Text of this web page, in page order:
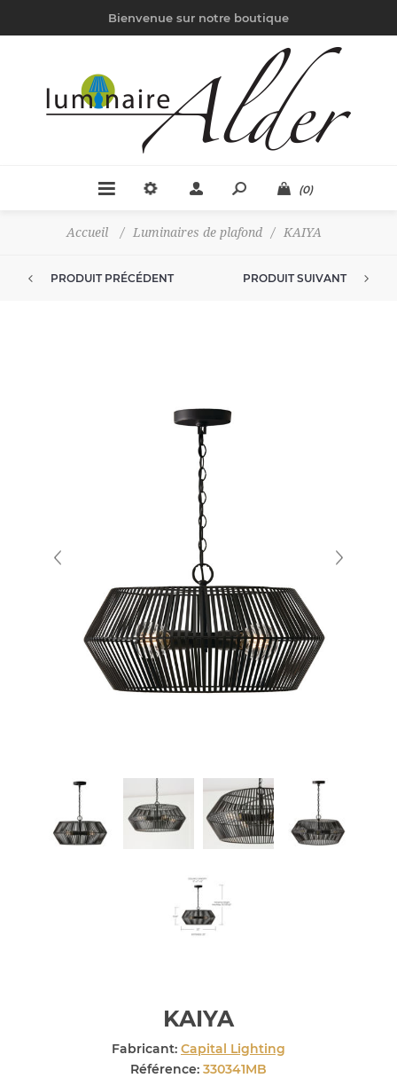
Bienvenue sur notre boutique
(0)
Accueil / Luminaires de plafond / KAIYA
PRODUIT PRÉCÉDENT PRODUIT SUIVANT
KAIYA
Fabricant: Capital Lighting
Référence: 330341MB